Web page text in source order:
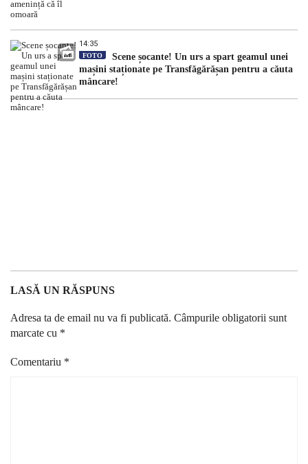
14:35
FOTO
Scene șocante! Un urs a spart geamul unei
mașini staționate pe Transfăgărășan pentru a căuta
mâncare!
LASĂ UN RĂSPUNS
Adresa ta de email nu va fi publicată. Câmpurile obligatorii sunt
marcate cu *
Comentariu *